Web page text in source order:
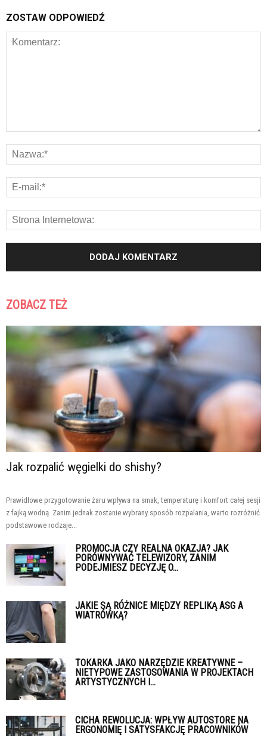
ZOSTAW ODPOWIEDŹ
ZOBACZ TEŻ
Jak rozpalić węgielki do shishy?
Prawidłowe przygotowanie żaru wpływa na smak, temperaturę i komfort całej sesji
z fajką wodną. Zanim jednak zostanie wybrany sposób rozpalania, warto rozróżnić
podstawowe rodzaje...
PROMOCJA CZY REALNA OKAZJA? JAK
PORÓWNYWAĆ TELEWIZORY, ZANIM
PODEJMIESZ DECYZJĘ O...
JAKIE SĄ RÓŻNICE MIĘDZY REPLIKĄ ASG A
WIATRÓWKĄ?
TOKARKA JAKO NARZĘDZIE KREATYWNE –
NIETYPOWE ZASTOSOWANIA W PROJEKTACH
ARTYSTYCZNYCH I...
CICHA REWOLUCJA: WPŁYW AUTOSTORE NA
ERGONOMIĘ I SATYSFAKCJĘ PRACOWNIKÓW